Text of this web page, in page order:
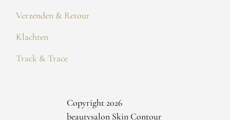
Verzenden & Retour
Klachten
Track & Trace
Copyright 2026
beautysalon Skin Contour